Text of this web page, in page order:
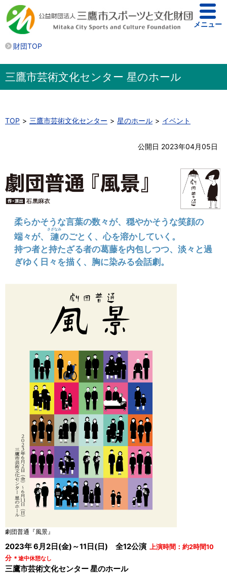
財団TOP
メニュー
三鷹市芸術文化センター 星のホール
TOP 三鷹市芸術文化センター 星のホール イベント
公開日 2023年04月05日
柔らかそうな言葉の数々が、穏やかそうな笑顔の
端々が、
漣
さざなみ
のごとく、心を溶かしていく。
持つ者と持たざる者の葛藤を内包しつつ、淡々と過
ぎゆく日々を描く、胸に染みる会話劇。
劇団普通『風景』
2023年 6月2日(金)～11日(日) 全12公演 上演時間：約2時間10
分 ＊途中休憩なし
三鷹市芸術文化センター 星のホール